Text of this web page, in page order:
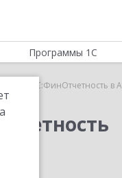
Программы 1С
1С:ФинОтчетность в